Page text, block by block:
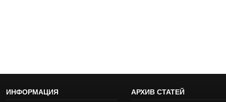
ИНФОРМАЦИЯ АРХИВ СТАТЕЙ